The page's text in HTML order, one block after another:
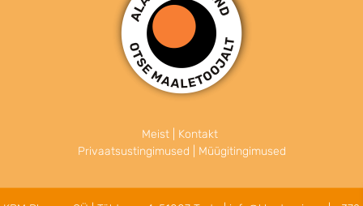
Meist
Kontakt
Privaatsustingimused
Müügitingimused